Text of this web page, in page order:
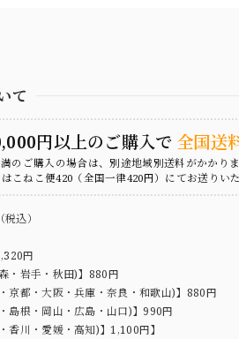
て
円以上のご購入で 全国送
満のご購入の場合は、別途地域別送料がかかり
こねこ便420（全国一律420円）にてお送りい
込）
円
・岩手・秋田)】880円
京都・大阪・兵庫・奈良・和歌山)】880円
島根・岡山・広島・山口)】990円
香川・愛媛・高知)】1,100円】